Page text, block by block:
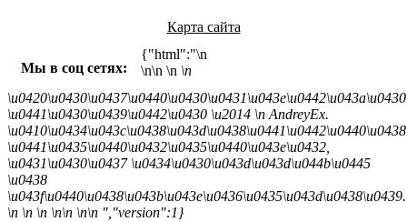
Карта сайта
Мы в соц сетях:
{"html":"\n
\n\n \n \n
\u0420\u0430\u0437\u0440\u0430\u0431\u043e\u0442\u043a\u0430
\u0441\u0430\u0439\u0442\u0430 \u2014 \n AndreyEx.
\u0441\u0435\u0440\u0432\u0435\u0440\u043e\u0432,
\u0431\u0430\u0437 \u0434\u0430\u043d\u043d\u044b\u0445
\u0438
\n \n \n \n\n \n\n ","version":1}